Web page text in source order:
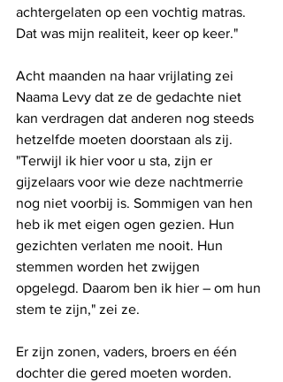
achtergelaten op een vochtig matras.
Dat was mijn realiteit, keer op keer."
Acht maanden na haar vrijlating zei
Naama Levy dat ze de gedachte niet
kan verdragen dat anderen nog steeds
hetzelfde moeten doorstaan ​​als zij.
"Terwijl ik hier voor u sta, zijn er
gijzelaars voor wie deze nachtmerrie
nog niet voorbij is. Sommigen van hen
heb ik met eigen ogen gezien. Hun
gezichten verlaten me nooit. Hun
stemmen worden het zwijgen
opgelegd. Daarom ben ik hier – om hun
stem te zijn," zei ze.
Er zijn zonen, vaders, broers en één
dochter die gered moeten worden.